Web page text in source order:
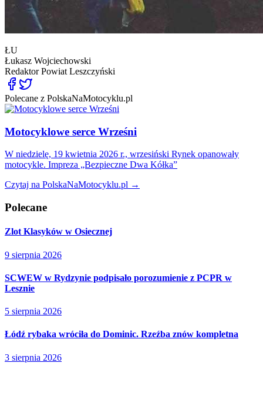
ŁU
Łukasz Wojciechowski
RedaktorPowiat Leszczyński
Polecane z PolskaNaMotocyklu.pl
Motocyklowe serce Wrześni
W niedzielę, 19 kwietnia 2026 r., wrzesiński Rynek opanowały
motocykle. Impreza „Bezpieczne Dwa Kółka”
Czytaj na PolskaNaMotocyklu.pl →
Polecane
Zlot Klasyków w Osiecznej
9 sierpnia 2026
SCWEW w Rydzynie podpisało porozumienie z PCPR w
Lesznie
5 sierpnia 2026
Łódź rybaka wróciła do Dominic. Rzeźba znów kompletna
3 sierpnia 2026